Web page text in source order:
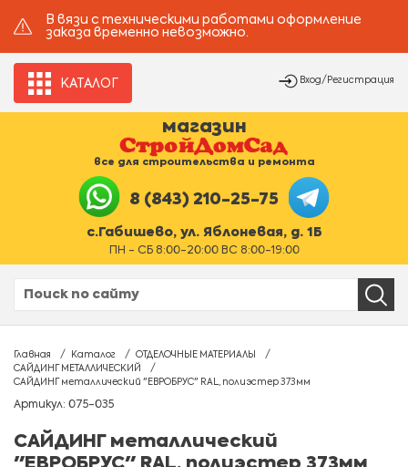
В вязи с техническими работами оформление
заказа временно невозможно.
КАТАЛОГ Вход/Регистрация
магазин
все для строительства и ремонта
8 (843) 210-25-75
с.Габишево, ул. Яблоневая, д. 1Б
ПН - СБ 8:00-20:00 ВС 8:00-19:00
Главная Каталог
ОТДЕЛОЧНЫЕ МАТЕРИАЛЫ
САЙДИНГ МЕТАЛЛИЧЕСКИЙ
САЙДИНГ металлический "ЕВРОБРУС" RAL, полиэстер 373мм
Артикул: 075-035
САЙДИНГ металлический